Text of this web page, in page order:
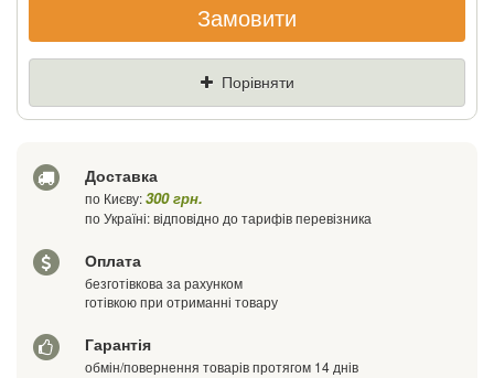
Якщо Ви знайдете товар дешевше - ми
знизимо ціну і подаруємо % від різниці
Ціна
Ваш телефон
Де знайшли (Url посилання)
Замовити
Порівняти
Доставка
по Києву:300 грн.
по Україні: відповідно до тарифів перевізника
Оплата
безготівкова за рахунком
готівкою при отриманні товару
Гарантія
обмін/повернення товарів протягом 14 днів